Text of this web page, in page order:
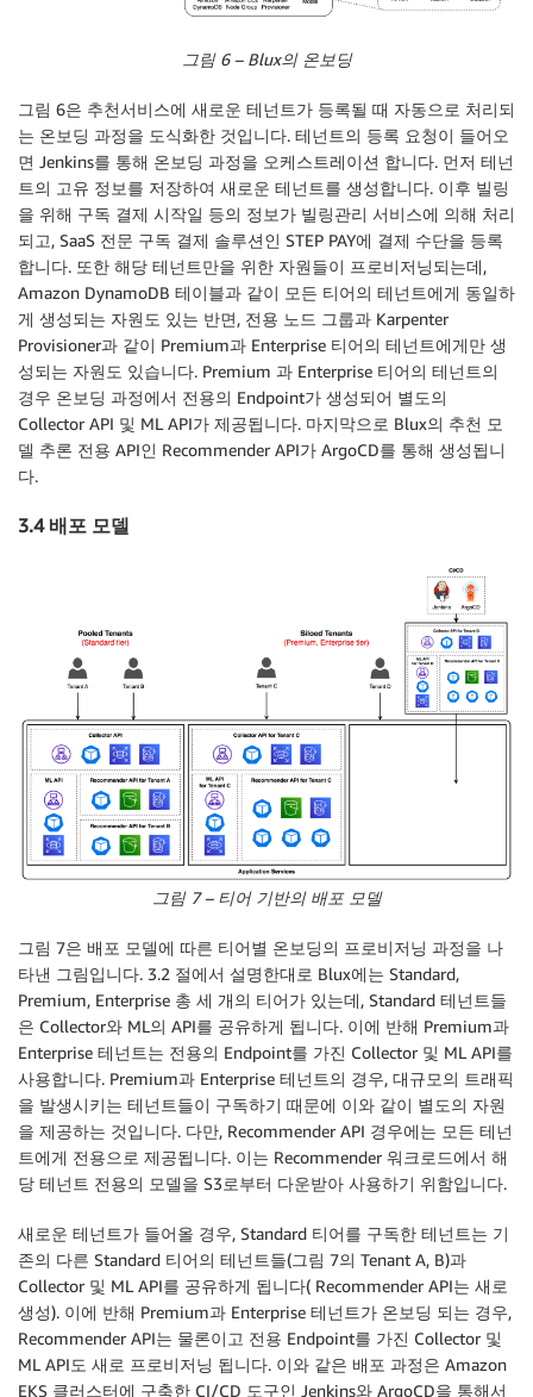
그림 6 – Blux의 온보딩
그림 6은 추천서비스에 새로운 테넌트가 등록될 때 자동으로 처리되
는 온보딩 과정을 도식화한 것입니다. 테넌트의 등록 요청이 들어오
면 Jenkins를 통해 온보딩 과정을 오케스트레이션 합니다. 먼저 테넌
트의 고유 정보를 저장하여 새로운 테넌트를 생성합니다. 이후 빌링
을 위해 구독 결제 시작일 등의 정보가 빌링관리 서비스에 의해 처리
되고, SaaS 전문 구독 결제 솔루션인 STEP PAY에 결제 수단을 등록
합니다. 또한 해당 테넌트만을 위한 자원들이 프로비저닝되는데,
Amazon DynamoDB 테이블과 같이 모든 티어의 테넌트에게 동일하
게 생성되는 자원도 있는 반면, 전용 노드 그룹과 Karpenter
Provisioner과 같이 Premium과 Enterprise 티어의 테넌트에게만 생
성되는 자원도 있습니다. Premium 과 Enterprise 티어의 테넌트의
경우 온보딩 과정에서 전용의 Endpoint가 생성되어 별도의
Collector API 및 ML API가 제공됩니다. 마지막으로 Blux의 추천 모
델 추론 전용 API인 Recommender API가 ArgoCD를 통해 생성됩니
다.
3.4 배포 모델
그림 7 – 티어 기반의 배포 모델
그림 7은 배포 모델에 따른 티어별 온보딩의 프로비저닝 과정을 나
타낸 그림입니다. 3.2 절에서 설명한대로 Blux에는 Standard,
Premium, Enterprise 총 세 개의 티어가 있는데, Standard 테넌트들
은 Collector와 ML의 API를 공유하게 됩니다. 이에 반해 Premium과
Enterprise 테넌트는 전용의 Endpoint를 가진 Collector 및 ML API를
사용합니다. Premium과 Enterprise 테넌트의 경우, 대규모의 트래픽
을 발생시키는 테넌트들이 구독하기 때문에 이와 같이 별도의 자원
을 제공하는 것입니다. 다만, Recommender API 경우에는 모든 테넌
트에게 전용으로 제공됩니다. 이는 Recommender 워크로드에서 해
당 테넌트 전용의 모델을 S3로부터 다운받아 사용하기 위함입니다.
새로운 테넌트가 들어올 경우, Standard 티어를 구독한 테넌트는 기
존의 다른 Standard 티어의 테넌트들(그림 7의 Tenant A, B)과
Collector 및 ML API를 공유하게 됩니다( Recommender API는 새로
생성). 이에 반해 Premium과 Enterprise 테넌트가 온보딩 되는 경우,
Recommender API는 물론이고 전용 Endpoint를 가진 Collector 및
ML API도 새로 프로비저닝 됩니다. 이와 같은 배포 과정은 Amazon
EKS 클러스터에 구축한 CI/CD 도구인 Jenkins와 ArgoCD을 통해서